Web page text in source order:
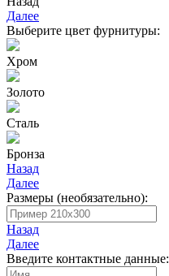
Далее
Выберите цвет фурнитуры:
Хром
Золото
Сталь
Бронза
Назад
Далее
Размеры (необязательно):
Назад
Далее
Введите контактные данные: